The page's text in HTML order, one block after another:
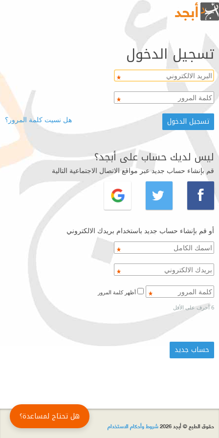
تسجيل الدخول
هل نسيت كلمة المرور؟
ليس لديك حساب على أبجد؟
قم بإنشاء حساب جديد عبر مواقع الاتصال الاجتماعية التالية
أو قم بإنشاء حساب جديد باستخدام بريدك الالكتروني
6 أحرف على الأقل
حقوق الطبع © أبجد 2026 شروط وأحكام الاستخدام
هل تحتاج لمساعدة؟